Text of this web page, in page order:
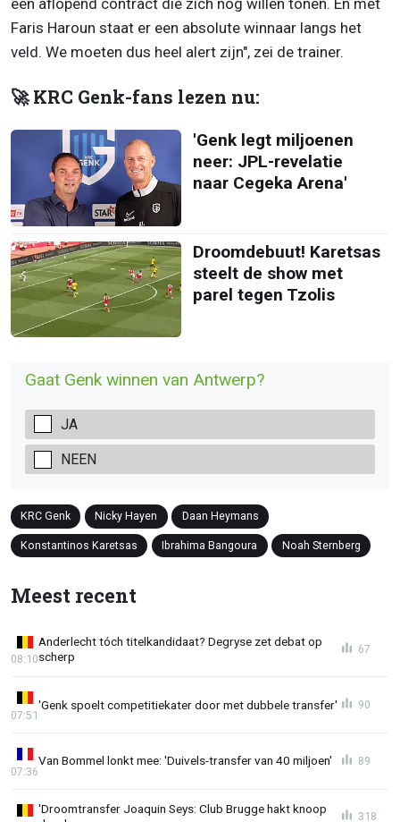
een aflopend contract die zich nog willen tonen. En met
Faris Haroun staat er een absolute winnaar langs het
veld. We moeten dus heel alert zijn", zei de trainer.
🚀 KRC Genk-fans lezen nu:
'Genk legt miljoenen
neer: JPL-revelatie
naar Cegeka Arena'
Droomdebuut! Karetsas
steelt de show met
parel tegen Tzolis
Gaat Genk winnen van Antwerp?
JA
NEEN
KRC Genk Nicky Hayen Daan Heymans
Konstantinos Karetsas Ibrahima Bangoura Noah Sternberg
Meest recent
Anderlecht tóch titelkandidaat? Degryse zet debat op
scherp
08:10
67
'Genk spoelt competitiekater door met dubbele transfer'
07:51
90
Van Bommel lonkt mee: 'Duivels-transfer van 40 miljoen'
07:36
89
'Droomtransfer Joaquin Seys: Club Brugge hakt knoop
318